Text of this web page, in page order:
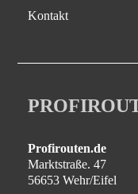
Kontakt
Profirouten.de
Marktstraße. 47
56653 Wehr/Eifel